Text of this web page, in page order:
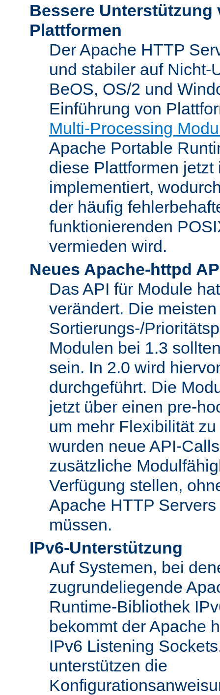
Bessere Unterstützung
Plattformen
Der Apache HTTP
und stabiler auf Nicht-
BeOS, OS/2 und
Einführung von
Multi-Processing
Apache Portable
diese Plattformen
implementiert,
der häufig
funktionierenden
vermieden wird.
Neues Apache-httpd
Das API für Module
verändert. Die
Sortierungs-/
Modulen bei 1.3
sein. In 2.0 wird
durchgeführt. Die
jetzt über einen pre-
um mehr Flexibilität
wurden neue API-
zusätzliche
Verfügung stellen,
Apache HTTP
müssen.
IPv6-Unterstützung
Auf Systemen, bei
zugrundeliegende
Runtime-Bibliothek
bekommt der Apache
IPv6 Listening
unterstützen die